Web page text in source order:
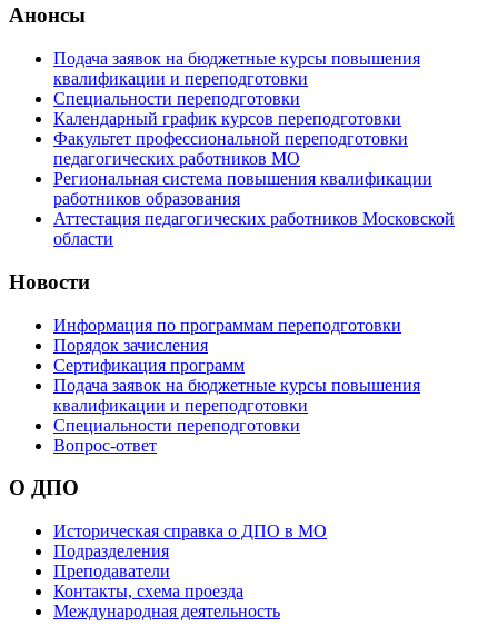
Анонсы
Подача заявок на бюджетные курсы повышения
квалификации и переподготовки
Специальности переподготовки
Календарный график курсов переподготовки
Факультет профессиональной переподготовки
педагогических работников МО
Региональная система повышения квалификации
работников образования
Аттестация педагогических работников Московской
области
Новости
Информация по программам переподготовки
Порядок зачисления
Сертификация программ
Подача заявок на бюджетные курсы повышения
квалификации и переподготовки
Специальности переподготовки
Вопрос-ответ
О ДПО
Историческая справка о ДПО в МО
Подразделения
Преподаватели
Контакты, схема проезда
Международная деятельность